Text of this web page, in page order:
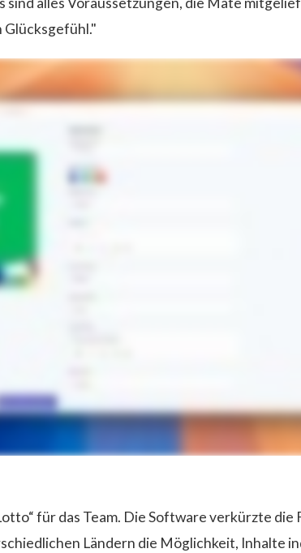
Glücksgefühl."
für das Team. Die Software verkürzte die
Ländern die Möglichkeit, Inhalte